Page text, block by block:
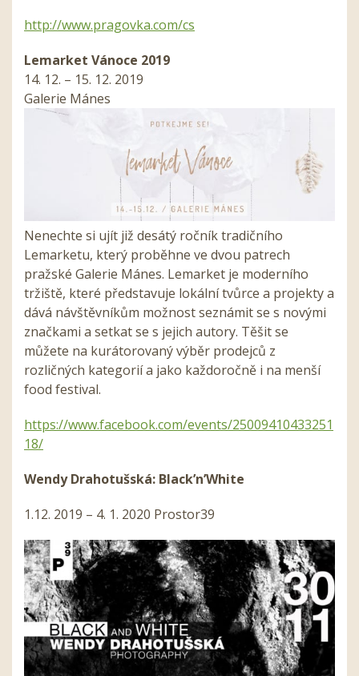
http://www.pragovka.com/cs
Lemarket Vánoce 2019
14. 12. – 15. 12. 2019
Galerie Mánes
Nenechte si ujít již desátý ročník tradičního
Lemarketu, který proběhne ve dvou patrech
pražské Galerie Mánes. Lemarket je moderního
tržiště, které představuje lokální tvůrce a projekty a
dává návštěvníkům možnost seznámit se s novými
značkami a setkat se s jejich autory. Těšit se
můžete na kurátorovaný výběr prodejců z
rozličných kategorií a jako každoročně i na menší
food festival.
https://www.facebook.com/events/25009410433251
18/
Wendy Drahotušská: Black’n’White
1.12. 2019 – 4. 1. 2020 Prostor39